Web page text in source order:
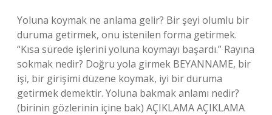
Yoluna koymak ne anlama gelir? Bir şeyi olumlu bir
duruma getirmek, onu istenilen forma getirmek.
“Kısa sürede işlerini yoluna koymayı başardı.” Rayına
sokmak nedir? Doğru yola girmek BEYANNAME, bir
işi, bir girişimi düzene koymak, iyi bir duruma
getirmek demektir. Yoluna bakmak anlamı nedir?
(birinin gözlerinin içine bak) AÇIKLAMA AÇIKLAMA